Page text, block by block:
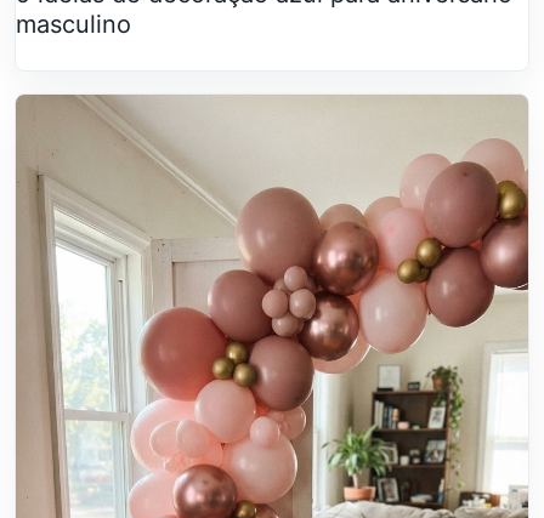
masculino